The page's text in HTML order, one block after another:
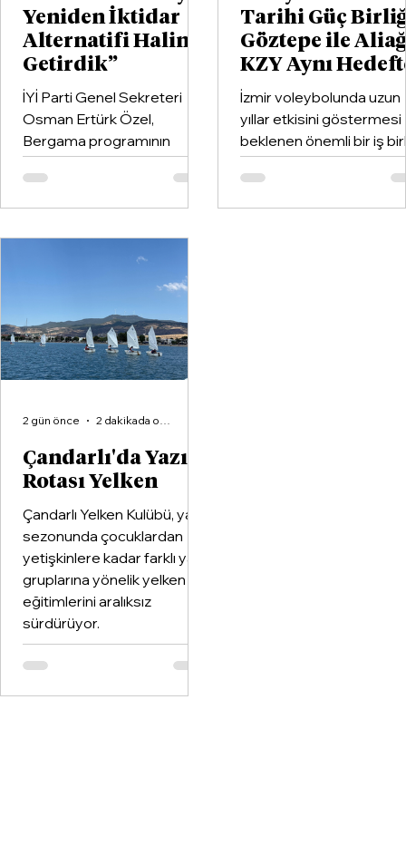
Yeniden İktidar
Alternatifi Haline
Getirdik”
İYİ Parti Genel Sekreteri
Osman Ertürk Özel,
Bergama programının
ardından geldiği Dikili’de
partisinin ilçe teşkilatıyla
buluştu.
Tarihi Güç
Göztepe ile
KZY Aynı
İzmir voleybolunda uzun
yıllar etkisini göstermesi
beklenen önemli bir iş
hayata geçirildi. Kentin
kulüplerinden Göztepe
Spor Kulübü ile İzmir'in en
Çandarlı'da Yazın
Rotası Yelken
Çandarlı Yelken Kulübü, yaz
sezonunda çocuklardan
yetişkinlere kadar farklı yaş
gruplarına yönelik yelken
eğitimlerini aralıksız
sürdürüyor.
2 gün önce 2 dakikada okunur